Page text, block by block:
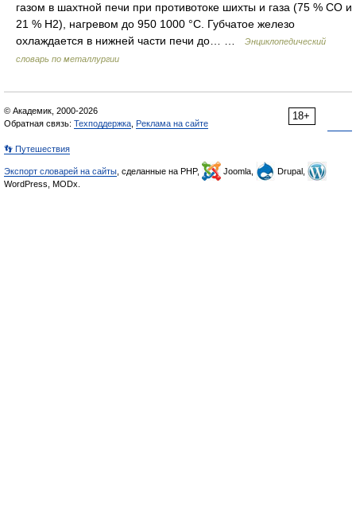
газом в шахтной печи при противотоке шихты и газа (75 % СО и
21 % H2), нагревом до 950 1000 °С. Губчатое железо
охлаждается в нижней части печи до… …
Энциклопедический
словарь по металлургии
18+
© Академик, 2000-2026
Обратная связь: Техподдержка Реклама на сайте
👣 Путешествия
Экспорт словарей на сайты , сделанные на PHP, Joomla,
Drupal,
WordPress, MODx.